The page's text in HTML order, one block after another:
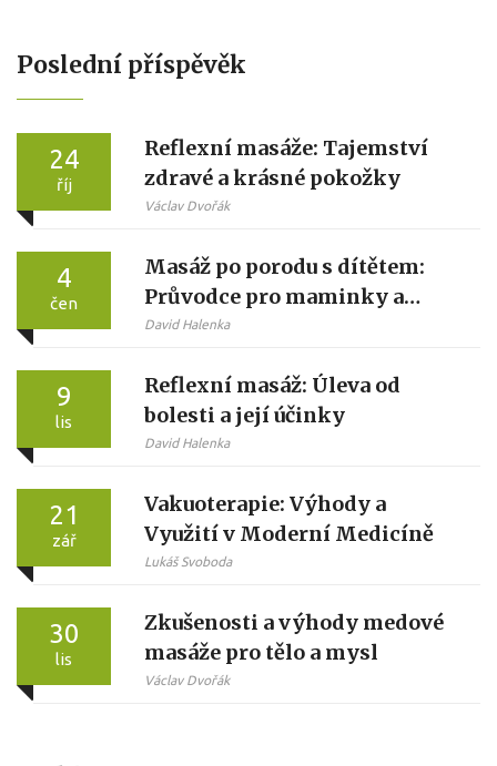
Poslední příspěvěk
24
říj
Reflexní masáže: Tajemství
zdravé a krásné pokožky
Václav Dvořák
4
čen
Masáž po porodu s dítětem:
Průvodce pro maminky a
tatínky
David Halenka
9
lis
Reflexní masáž: Úleva od
bolesti a její účinky
David Halenka
21
zář
Vakuoterapie: Výhody a
Využití v Moderní Medicíně
Lukáš Svoboda
30
lis
Zkušenosti a výhody medové
masáže pro tělo a mysl
Václav Dvořák